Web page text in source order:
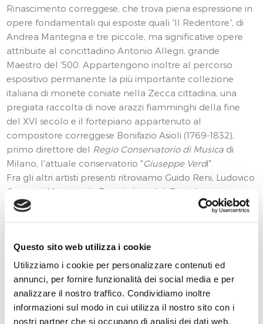
Questo sito web utilizza i cookie
Utilizziamo i cookie per personalizzare contenuti ed
annunci, per fornire funzionalità dei social media e per
analizzare il nostro traffico. Condividiamo inoltre
informazioni sul modo in cui utilizza il nostro sito con i
nostri partner che si occupano di analisi dei dati web,
Rinascimento correggese, che trova piena espressione in
opere fondamentali qui esposte quali “Il Redentore“, di
Andrea Mantegna e tre piccole, ma significative opere
attribuite al concittadino Antonio Allegri, grande
Maestro del '500. Appartengono inoltre al percorso
espositivo permanente la più importante collezione
italiana di monete coniate nella Zecca cittadina, una
pregiata raccolta di nove arazzi fiamminghi della fine
del XVI secolo e il fortepiano appartenuto al
compositore correggese Bonifazio Asioli (1769-1832),
primo direttore del Regio Conservatorio di Musica di
Milano, l'attuale conservatorio "Giuseppe Verdi".
Fra gli altri artisti presenti ritroviamo Guido Reni, Ludovico
Carracci, Moretto da Brescia (scuola), Bartolomeo
Schedoni (scuola), Arminio Zuccato, Mattia Preti e molti
altri artisti di area padana.
temporanei, con attuazione di una programmazione
mirata alla valorizzazione del patrimonio artistico della
Città e dei suoi artisti, ma anche alle espressioni dell’arte
contemporanea in tutte le sue declinazioni (pittura,
scultura, arti figurative, fotografia).